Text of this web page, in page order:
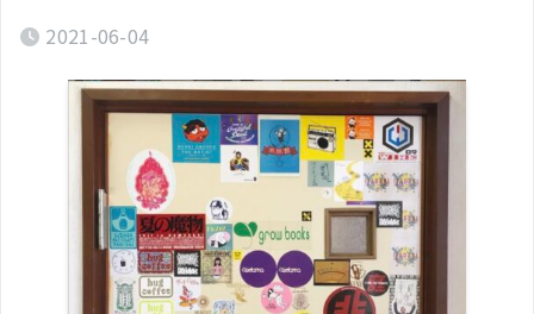
2021-06-04